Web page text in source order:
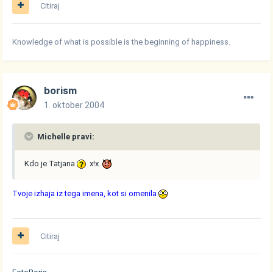
Citiraj
Knowledge of what is possible is the beginning of happiness.
borism
1. oktober 2004
Michelle pravi:
Kdo je Tatjana x!x
Tvoje izhaja iz tega imena, kot si omenila
Citiraj